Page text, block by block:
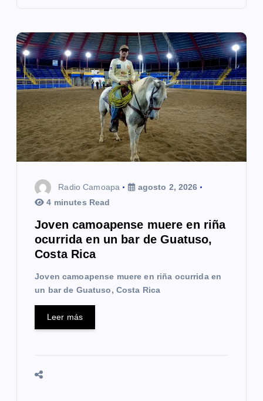
Radio Camoapa
agosto 2, 2026
4 minutes Read
Joven camoapense muere en riña
ocurrida en un bar de Guatuso,
Costa Rica
Joven camoapense muere en riña ocurrida en
un bar de Guatuso, Costa Rica
Leer más